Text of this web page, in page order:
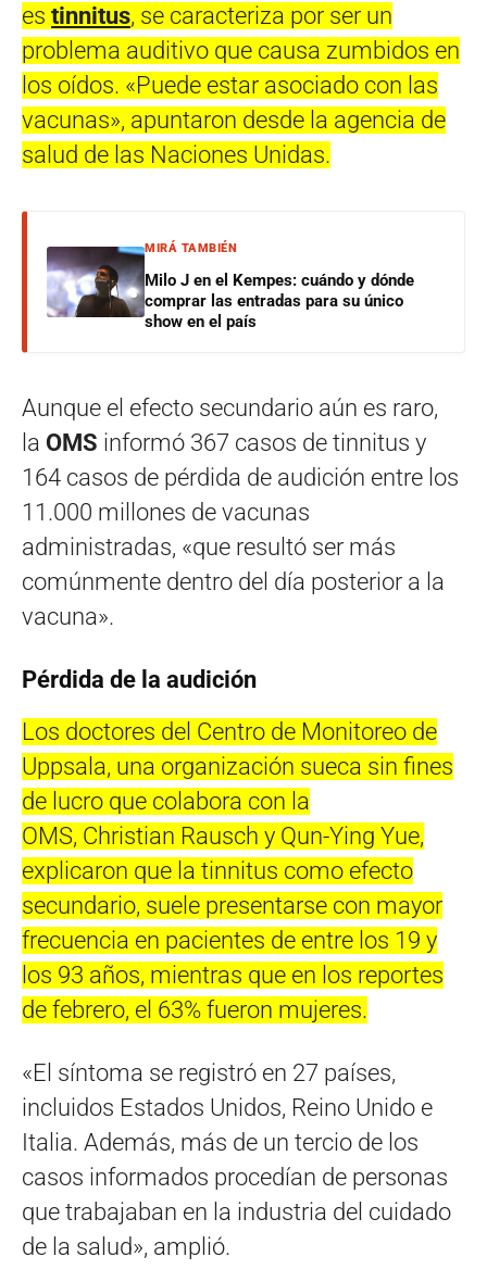
es tinnitus, se caracteriza por ser un
problema auditivo que causa zumbidos en
los oídos. «Puede estar asociado con las
vacunas», apuntaron desde la agencia de
salud de las Naciones Unidas.
MIRÁ TAMBIÉN
Milo J en el Kempes: cuándo y dónde
comprar las entradas para su único
show en el país
Aunque el efecto secundario aún es raro,
la OMS informó 367 casos de tinnitus y
164 casos de pérdida de audición entre los
11.000 millones de vacunas
administradas, «que resultó ser más
comúnmente dentro del día posterior a la
vacuna».
Pérdida de la audición
Los doctores del Centro de Monitoreo de
Uppsala, una organización sueca sin fines
de lucro que colabora con la
OMS, Christian Rausch y Qun-Ying Yue,
explicaron que la tinnitus como efecto
secundario, suele presentarse con mayor
frecuencia en pacientes de entre los 19 y
los 93 años, mientras que en los reportes
de febrero, el 63% fueron mujeres.
«El síntoma se registró en 27 países,
incluidos Estados Unidos, Reino Unido e
Italia. Además, más de un tercio de los
casos informados procedían de personas
que trabajaban en la industria del cuidado
de la salud», amplió.